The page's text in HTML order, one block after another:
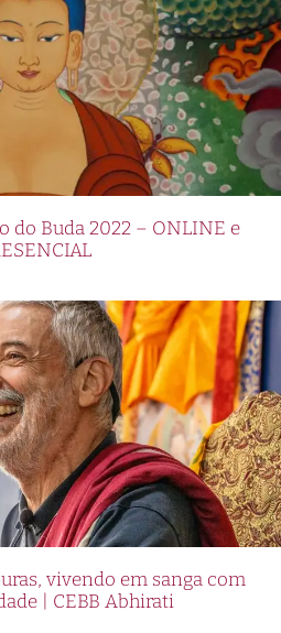
do Buda 2022 – ONLINE e
vivendo em sanga com
| CEBB Abhirati